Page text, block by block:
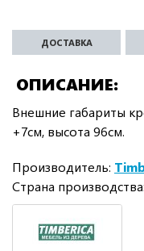
ОПИСАНИЕ
ДОСТАВКА
Внешние габариты
+7см, высота 96см.
Производитель:
Страна производства: